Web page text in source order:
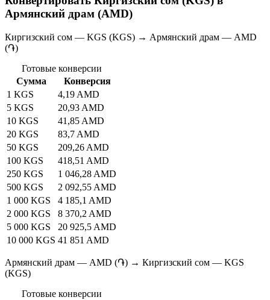
Армянский драм (AMD)
Киргизский сом — KGS (KGS) → Армянский драм — AMD
(֏)
Готовые конверсии
Сумма
Конверсия
1 KGS
4,19 AMD
5 KGS
20,93 AMD
10 KGS
41,85 AMD
20 KGS
83,7 AMD
50 KGS
209,26 AMD
100 KGS
418,51 AMD
250 KGS
1 046,28 AMD
500 KGS
2 092,55 AMD
1 000 KGS
4 185,1 AMD
2 000 KGS
8 370,2 AMD
5 000 KGS
20 925,5 AMD
10 000 KGS 41 851 AMD
Армянский драм — AMD (֏) → Киргизский сом — KGS
(KGS)
Готовые конверсии